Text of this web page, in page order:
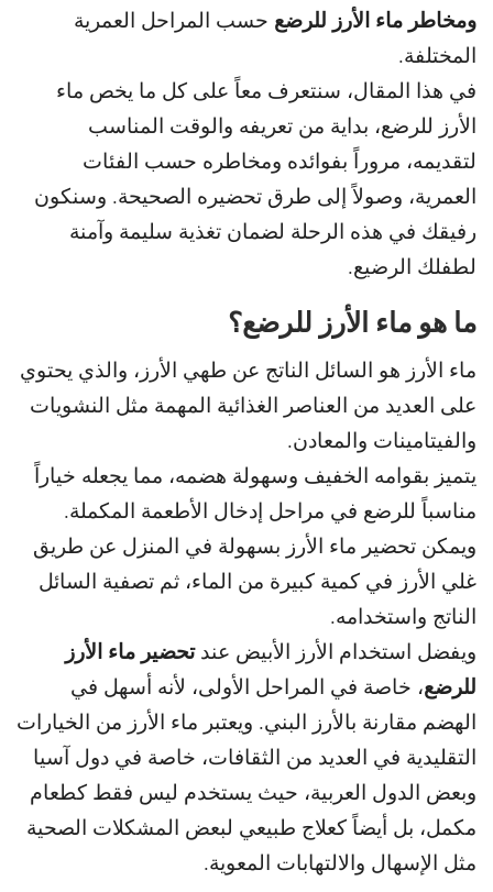
ومخاطر ماء الأرز للرضع حسب المراحل العمرية
المختلفة.
في هذا المقال، سنتعرف معاً على كل ما يخص ماء
الأرز للرضع، بداية من تعريفه والوقت المناسب
لتقديمه، مروراً بفوائده ومخاطره حسب الفئات
العمرية، وصولاً إلى طرق تحضيره الصحيحة. وسنكون
رفيقك في هذه الرحلة لضمان تغذية سليمة وآمنة
لطفلك الرضيع.
ما هو ماء الأرز للرضع؟
ماء الأرز هو السائل الناتج عن طهي الأرز، والذي يحتوي
على العديد من العناصر الغذائية المهمة مثل النشويات
والفيتامينات والمعادن.
يتميز بقوامه الخفيف وسهولة هضمه، مما يجعله خياراً
مناسباً للرضع في مراحل إدخال الأطعمة المكملة.
ويمكن تحضير ماء الأرز بسهولة في المنزل عن طريق
غلي الأرز في كمية كبيرة من الماء، ثم تصفية السائل
الناتج واستخدامه.
ويفضل استخدام الأرز الأبيض عندتحضير ماء الأرز
للرضع، خاصة في المراحل الأولى، لأنه أسهل في
الهضم مقارنة بالأرز البني. ويعتبر ماء الأرز من الخيارات
التقليدية في العديد من الثقافات، خاصة في دول آسيا
وبعض الدول العربية، حيث يستخدم ليس فقط كطعام
مكمل، بل أيضاً كعلاج طبيعي لبعض المشكلات الصحية
مثل الإسهال والالتهابات المعوية.